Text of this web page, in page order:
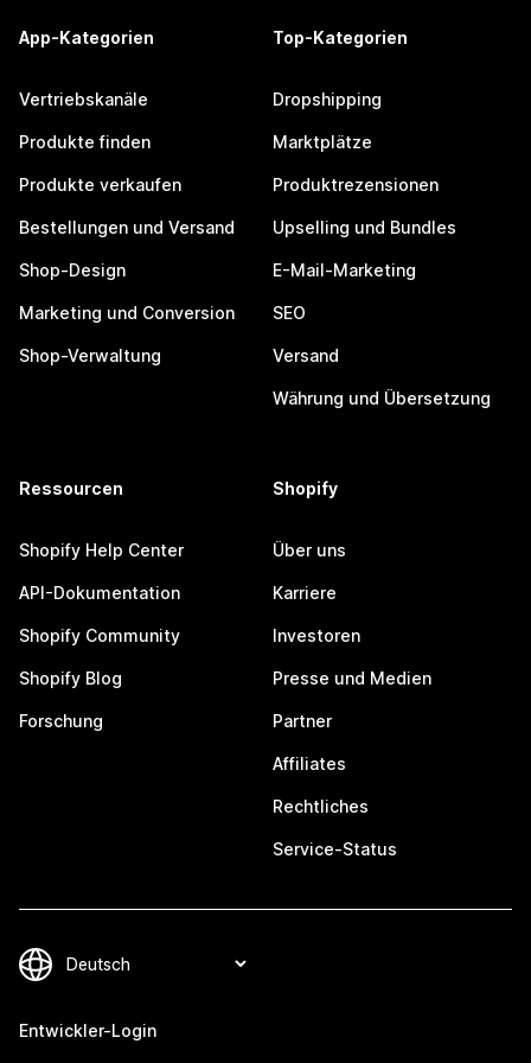
App-Kategorien
Vertriebskanäle
Produkte finden
Produkte verkaufen
Bestellungen und Versand
Shop-Design
Marketing und Conversion
Shop-Verwaltung
Top-Kategorien
Dropshipping
Marktplätze
Produktrezensionen
Upselling und Bundles
E-Mail-Marketing
SEO
Versand
Währung und Übersetzung
Ressourcen
Shopify Help Center
API-Dokumentation
Shopify Community
Shopify Blog
Forschung
Shopify
Über uns
Karriere
Investoren
Presse und Medien
Partner
Affiliates
Rechtliches
Service-Status
Entwickler-Login